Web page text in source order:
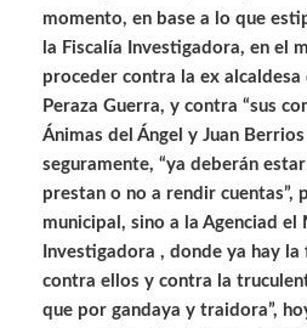
momento, en base a lo que
la Fiscalía Investigadora, en el
proceder contra la ex alcaldesa
Peraza Guerra, y contra “sus
Ánimas del Ángel y Juan
seguramente, “ya deberán
prestan o no a rendir cuentas”,
municipal, sino a la Agenciad
Investigadora , donde ya hay la
contra ellos y contra la
que por gandaya y traidora”,